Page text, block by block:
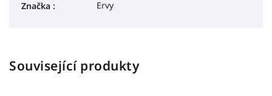
Značka : Ervy
Související produkty